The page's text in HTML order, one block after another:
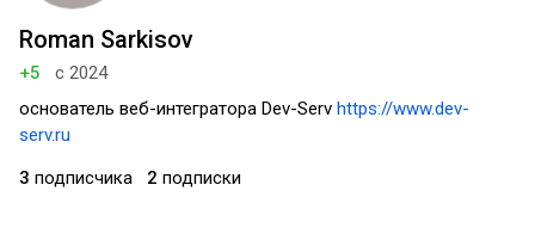
Roman Sarkisov
+5
с 2024
основатель веб-интегратора Dev-Serv https://www.dev-
serv.ru
3 подписчика 2 подписки